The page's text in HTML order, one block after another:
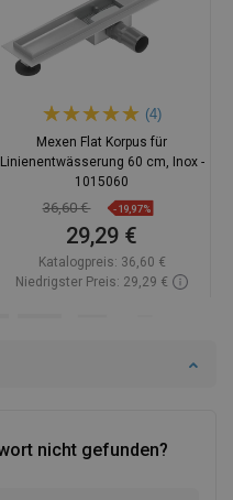
nicht gefunden?
(4)
Mexen Flat Korpus für
Linienentwässerung 60 cm, Inox -
1015060
36,60 € -19,97%
29,29 €
Katalogpreis: 36,60 €
Niedrigster Preis: 29,29 €